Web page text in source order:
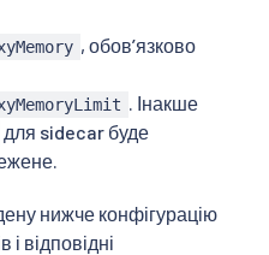
, обовʼязково
. Інакше
для sidecar буде
нижче конфігурацію
відповідні